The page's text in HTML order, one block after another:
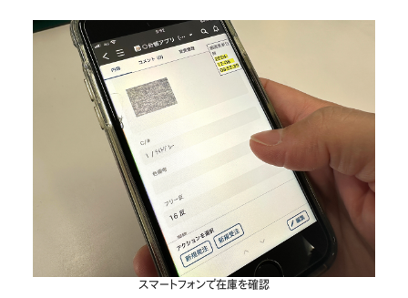
スマートフォンで在庫を確認